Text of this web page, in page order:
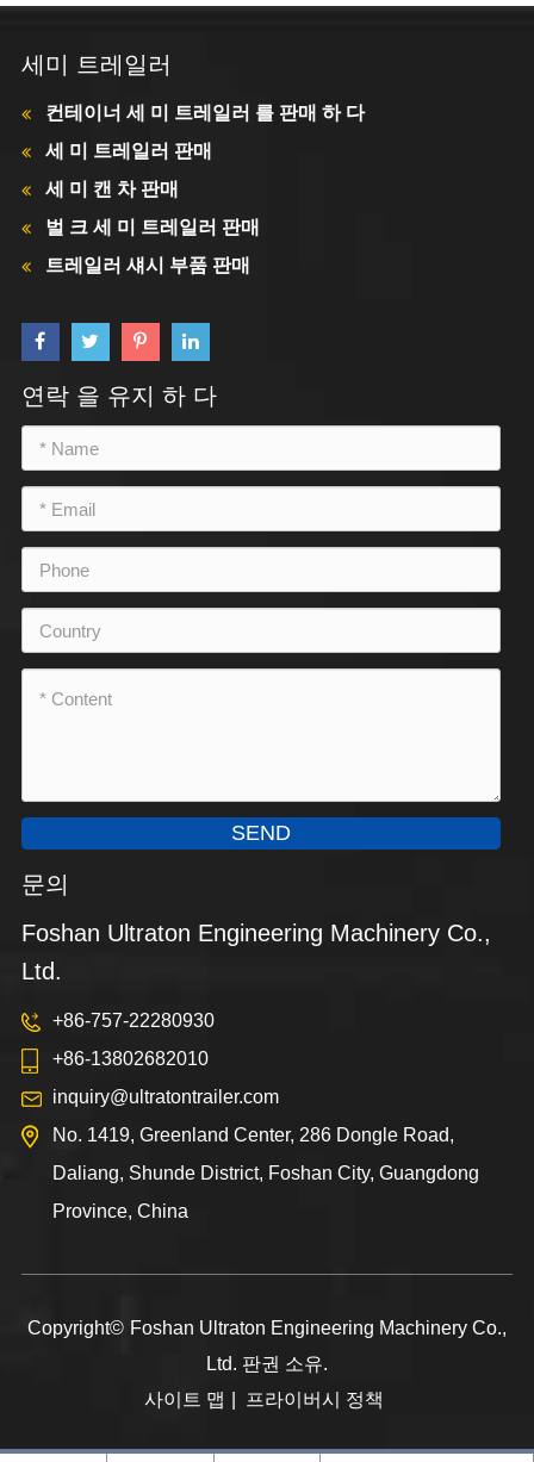
세미 트레일러
컨테이너 세 미 트레일러 를 판매 하 다
세 미 트레일러 판매
세 미 캔 차 판매
벌 크 세 미 트레일러 판매
트레일러 섀시 부품 판매
연락 을 유지 하 다
SEND
문의
Foshan Ultraton Engineering Machinery Co.,
Ltd.
+86-757-22280930
+86-13802682010
inquiry@ultratontrailer.com
No. 1419, Greenland Center, 286 Dongle Road,
Daliang, Shunde District, Foshan City, Guangdong
Province, China
Copyright© Foshan Ultraton Engineering Machinery Co.,
Ltd. 판권 소유.
사이트 맵
프라이버시 정책